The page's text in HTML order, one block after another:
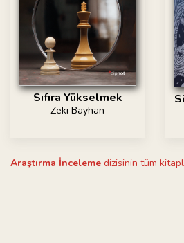
Sıfıra Yükselmek
Zeki Bayhan
Araştırma İnceleme dizisinin tüm